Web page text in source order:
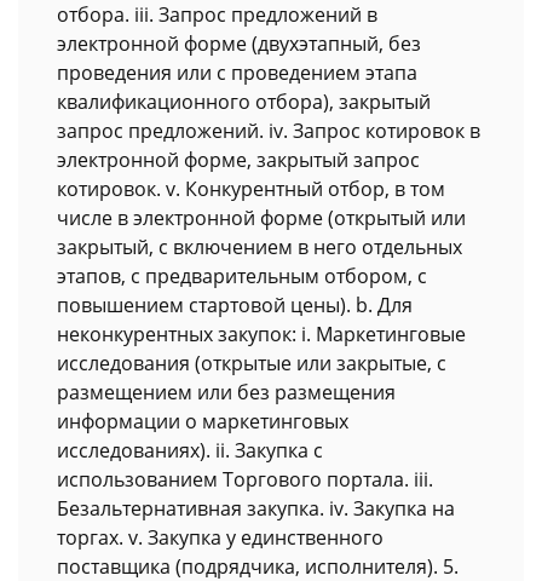
отбора. iii. Запрос предложений в
электронной форме (двухэтапный, без
проведения или с проведением этапа
квалификационного отбора), закрытый
запрос предложений. iv. Запрос котировок в
электронной форме, закрытый запрос
котировок. v. Конкурентный отбор, в том
числе в электронной форме (открытый или
закрытый, с включением в него отдельных
этапов, с предварительным отбором, с
повышением стартовой цены). b. Для
неконкурентных закупок: i. Маркетинговые
исследования (открытые или закрытые, с
размещением или без размещения
информации о маркетинговых
исследованиях). ii. Закупка с
использованием Торгового портала. iii.
Безальтернативная закупка. iv. Закупка на
торгах. v. Закупка у единственного
поставщика (подрядчика, исполнителя). 5.